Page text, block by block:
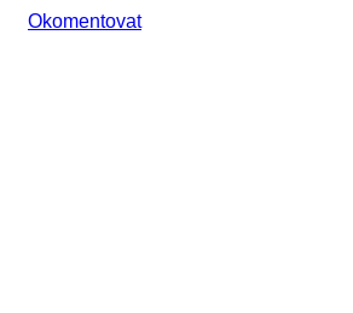
Okomentovat